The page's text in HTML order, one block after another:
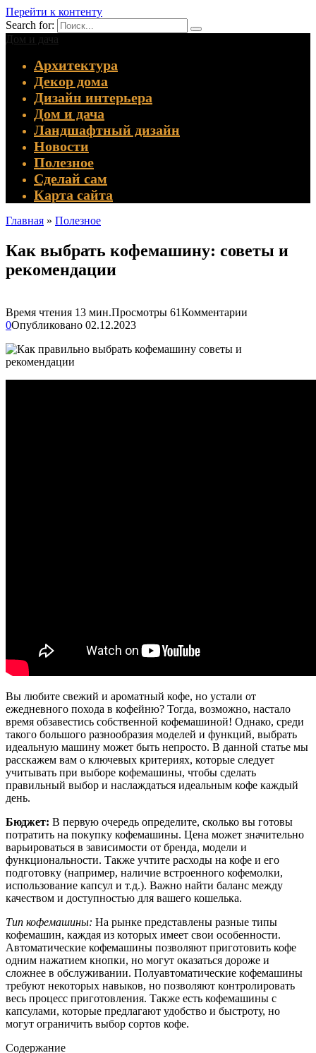
Перейти к контенту
Search for:
Дом и дача
Архитектура
Декор дома
Дизайн интерьера
Дом и дача
Ландшафтный дизайн
Новости
Полезное
Сделай сам
Карта сайта
Главная » Полезное
Как выбрать кофемашину: советы и
рекомендации
Время чтения 13 мин.Просмотры 61Комментарии
0Опубликовано 02.12.2023
Вы любите свежий и ароматный кофе, но устали от
ежедневного похода в кофейню? Тогда, возможно, настало
время обзавестись собственной кофемашиной! Однако, среди
такого большого разнообразия моделей и функций, выбрать
идеальную машину может быть непросто. В данной статье мы
расскажем вам о ключевых критериях, которые следует
учитывать при выборе кофемашины, чтобы сделать
правильный выбор и наслаждаться идеальным кофе каждый
день.
Бюджет: В первую очередь определите, сколько вы готовы
потратить на покупку кофемашины. Цена может значительно
варьироваться в зависимости от бренда, модели и
функциональности. Также учтите расходы на кофе и его
подготовку (например, наличие встроенного кофемолки,
использование капсул и т.д.). Важно найти баланс между
качеством и доступностью для вашего кошелька.
Тип кофемашины: На рынке представлены разные типы
кофемашин, каждая из которых имеет свои особенности.
Автоматические кофемашины позволяют приготовить кофе
одним нажатием кнопки, но могут оказаться дороже и
сложнее в обслуживании. Полуавтоматические кофемашины
требуют некоторых навыков, но позволяют контролировать
весь процесс приготовления. Также есть кофемашины с
капсулами, которые предлагают удобство и быстроту, но
могут ограничить выбор сортов кофе.
Содержание